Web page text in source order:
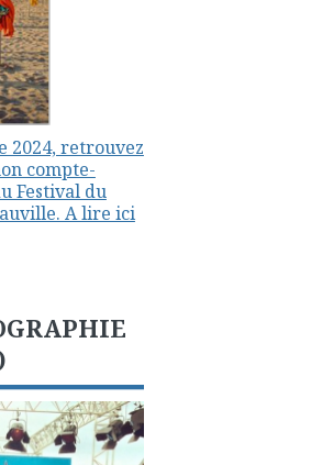
2024, retrouvez
compte-
Festival du
A lire ici